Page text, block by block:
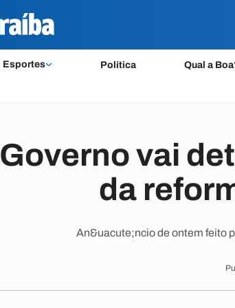
Esportes Política Qual a
Governo vai
da
An&uacute;ncio de ontem feito